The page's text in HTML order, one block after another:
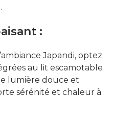
:
Japandi, optez
au lit escamotable
lumière douce et
sérénité et chaleur à